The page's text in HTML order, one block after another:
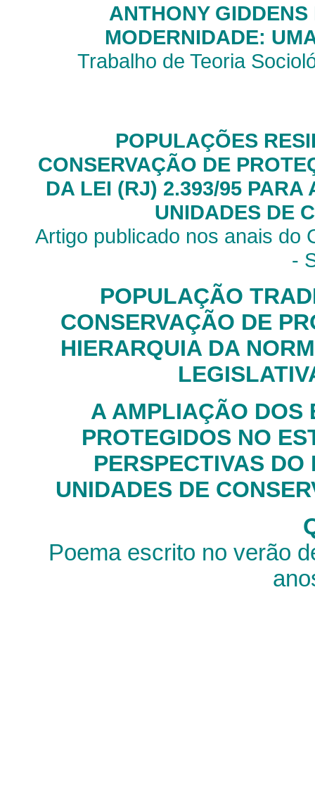
ANTHONY
MODERNIDADE:
Trabalho de Teoria
POPULAÇÕES
CONSERVAÇÃO DE
DA LEI (RJ) 2.393/95 PARA
UNIDADES DE
Artigo publicado nos anais do
-
POPULAÇÃO
CONSERVAÇÃO DE
HIERARQUIA DA
A AMPLIAÇÃO DOS
PROTEGIDOS NO
PERSPECTIVAS
UNIDADES DE
Poema escrito no verão